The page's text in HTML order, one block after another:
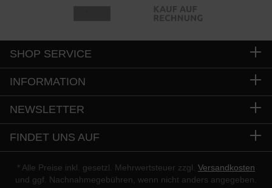
SHOP SERVICE
INFORMATION
NEWSLETTER
FINDET UNS AUF
* Alle Preise inkl. gesetzl. Mehrwertsteuer zzgl. Versandkosten
und ggf. Nachnahmegebühren, wenn nicht anders angegeben.